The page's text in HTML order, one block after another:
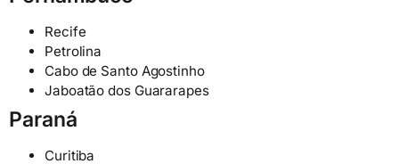
Recife
Petrolina
Cabo de Santo Agostinho
Jaboatão dos Guararapes
Paraná
Curitiba